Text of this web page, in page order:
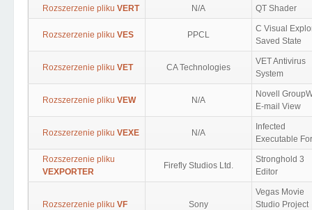
Rozszerzenie pliku VERT N/A QT Shader
Rozszerzenie pliku VES PPCL
C Visual
Saved State
Rozszerzenie pliku VET CA Technologies
VET Antivirus
System
Rozszerzenie pliku VEW N/A
Novell
E-mail View
Rozszerzenie pliku VEXE N/A
Infected
Executable
Rozszerzenie pliku
VEXPORTER
Firefly Studios Ltd.
Stronghold 3
Editor
Rozszerzenie pliku VF Sony
Vegas Movie
Studio Project